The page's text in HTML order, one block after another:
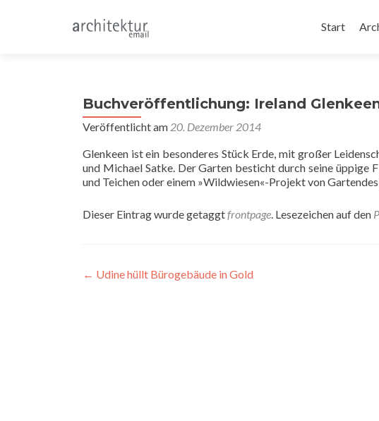
Inhalt
Start
Buchveröffentlichung: Ireland
Veröffentlicht am 20. Dezember 2014
Glenkeen ist ein besonderes Stück Erde, mit großer
und Michael Satke. Der Garten besticht durch seine üppige
und Teichen oder einem »Wildwiesen«-Projekt von
Dieser Eintrag wurde getaggtfrontpage. Lesezeichen auf den
Beitragsnavigation
← Udine hüllt Bürogebäude in Gold